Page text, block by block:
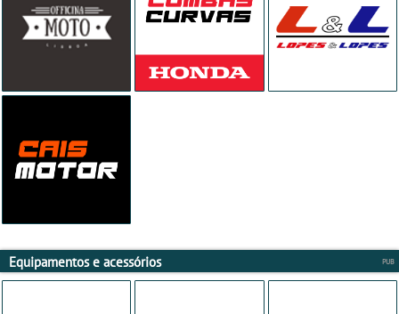
Equipamentos e acessórios